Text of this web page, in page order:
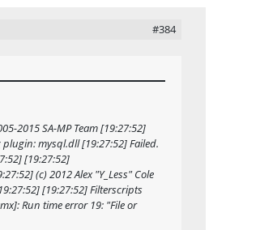
#384
2015 SA-MP Team [19:27:52]
mysql.dll [19:27:52] Failed.
[19:27:52]
(c) 2012 Alex "Y_Less" Cole
[19:27:52] Filterscripts
Run time error 19: "File or